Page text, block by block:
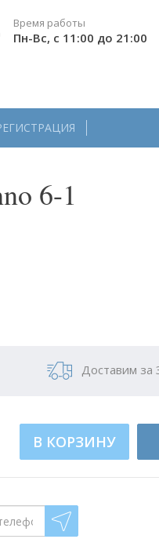
Время работы
Пн-Вс, с 11:00 до 21:00
6-1
Доставим за
В КОРЗИНУ